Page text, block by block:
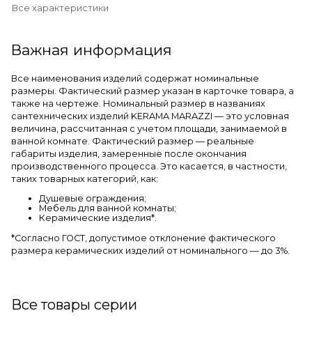
Все характеристики
Важная информация
Все наименования изделий содержат номинальные
размеры. Фактический размер указан в карточке товара, а
также на чертеже. Номинальный размер в названиях
сантехнических изделий KERAMA MARAZZI — это условная
величина, рассчитанная с учетом площади, занимаемой в
ванной комнате. Фактический размер — реальные
габариты изделия, замеренные после окончания
производственного процесса. Это касается, в частности,
таких товарных категорий, как:
Душевые ограждения;
Мебель для ванной комнаты;
Керамические изделия*.
*Cогласно ГОСТ, допустимое отклонение фактического
размера керамических изделий от номинального — до 3%.
Все товары серии